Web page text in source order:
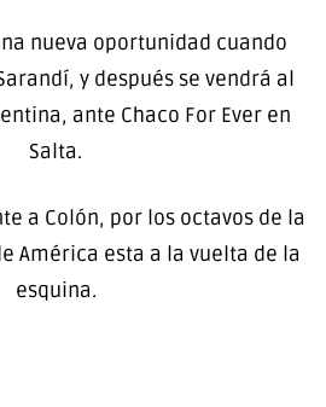
nueva oportunidad cuando
y después se vendrá al
ante Chaco For Ever en
Salta.
a Colón, por los octavos de la
América esta a la vuelta de la
esquina.